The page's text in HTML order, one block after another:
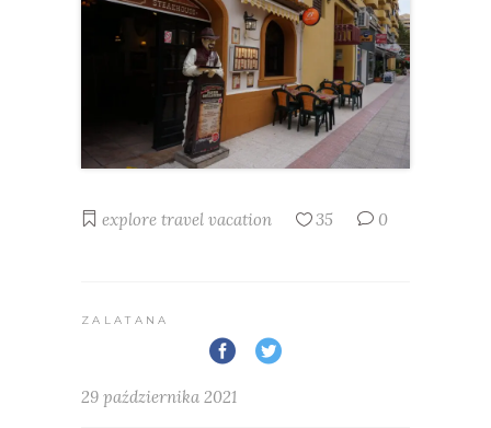
explore travel vacation 35 0
ZALATANA
29 października 2021